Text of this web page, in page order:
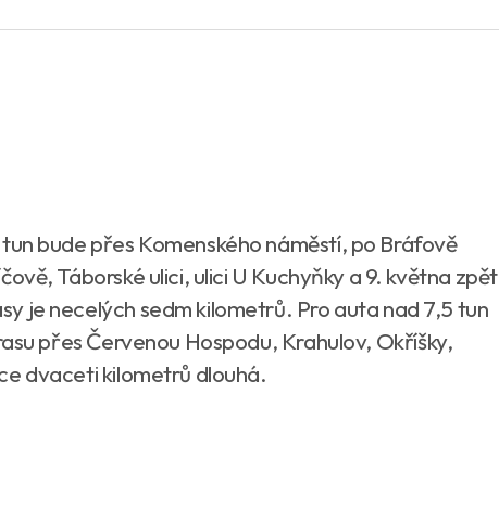
bude přes Komenského náměstí, po Bráfově
Táborské ulici, ulici U Kuchyňky a 9. května zpět
je necelých sedm kilometrů. Pro auta nad 7,5 tun
přes Červenou Hospodu, Krahulov, Okříšky,
dvaceti kilometrů dlouhá.